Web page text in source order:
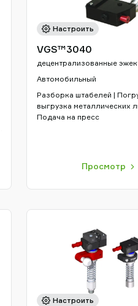
Настроить
VGS™3040
децентрализованные
Автомобильный
Разборка штабелей |
выгрузка металлических
Подача на пресс
Просмотр
Настроить